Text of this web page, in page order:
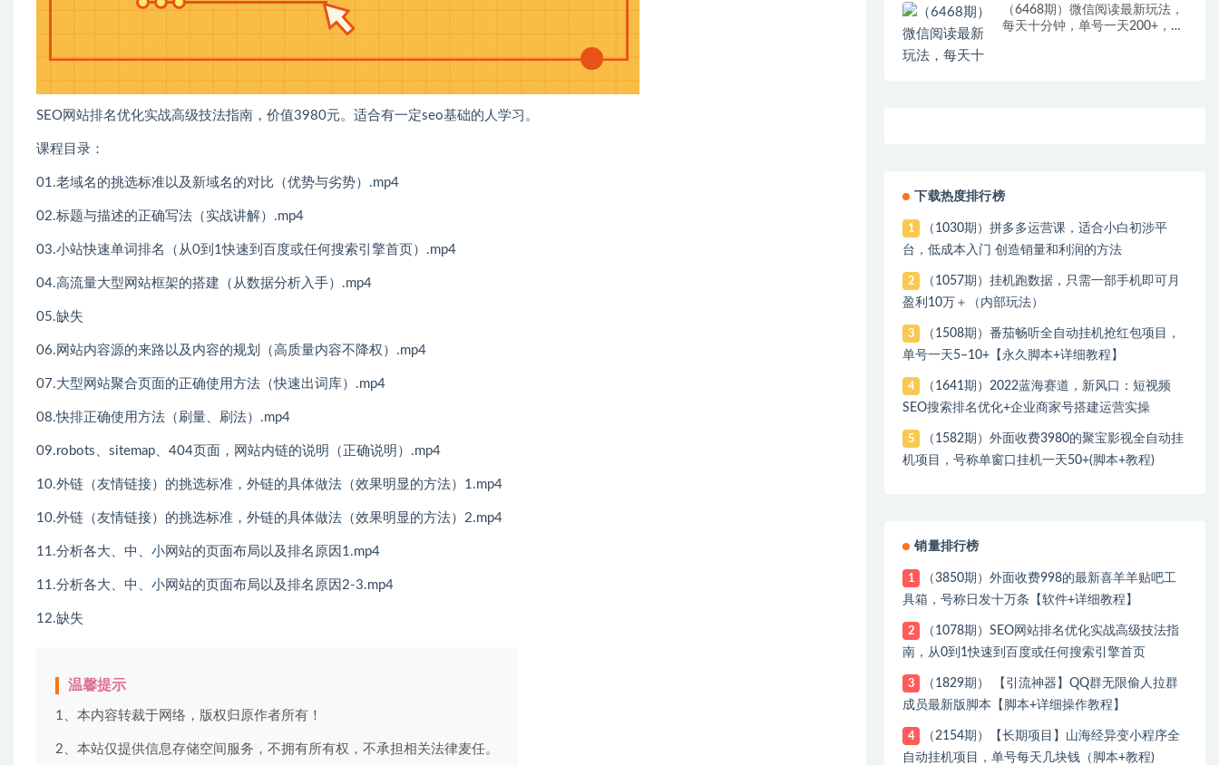
SEO网站排名优化实战高级技法指南，价值3980元。适合有一定seo基础的人学习。
课程目录：
01.老域名的挑选标准以及新域名的对比（优势与劣势）.mp4
02.标题与描述的正确写法（实战讲解）.mp4
03.小站快速单词排名（从0到1快速到百度或任何搜索引擎首页）.mp4
04.高流量大型网站框架的搭建（从数据分析入手）.mp4
05.缺失
06.网站内容源的来路以及内容的规划（高质量内容不降权）.mp4
07.大型网站聚合页面的正确使用方法（快速出词库）.mp4
08.快排正确使用方法（刷量、刷法）.mp4
09.robots、sitemap、404页面，网站内链的说明（正确说明）.mp4
10.外链（友情链接）的挑选标准，外链的具体做法（效果明显的方法）1.mp4
10.外链（友情链接）的挑选标准，外链的具体做法（效果明显的方法）2.mp4
11.分析各大、中、小网站的页面布局以及排名原因1.mp4
11.分析各大、中、小网站的页面布局以及排名原因2-3.mp4
12.缺失
温馨提示
1、本内容转裁于网络，版权归原作者所有！
2、本站仅提供信息存储空间服务，不拥有所有权，不承担相关法律麦任。
（6468期）微信阅读最新玩法，
每天十分钟，单号一天200+，简
下载热度排行榜
1
（1030期）拼多多运营课，适合小白初涉平
台，低成本入门 创造销量和利润的方法
2
（1057期）挂机跑数据，只需一部手机即可月
盈利10万＋（内部玩法）
3
（1508期）番茄畅听全自动挂机抢红包项目，
单号一天5–10+【永久脚本+详细教程】
4
（1641期）2022蓝海赛道，新风口：短视频
SEO搜索排名优化+企业商家号搭建运营实操
5
（1582期）外面收费3980的聚宝影视全自动挂
机项目，号称单窗口挂机一天50+(脚本+教程)
销量排行榜
1
（3850期）外面收费998的最新喜羊羊贴吧工
具箱，号称日发十万条【软件+详细教程】
2
（1078期）SEO网站排名优化实战高级技法指
南，从0到1快速到百度或任何搜索引擎首页
3
（1829期） 【引流神器】QQ群无限偷人拉群
成员最新版脚本【脚本+详细操作教程】
4
（2154期）【长期项目】山海经异变小程序全
自动挂机项目，单号每天几块钱（脚本+教程)